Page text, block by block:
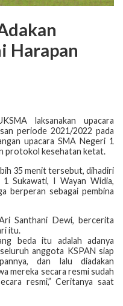
Harapan
laksanakan upacara
periode 2021/2022 pada
upacara SMA Negeri 1
protokol kesehatan ketat.
35 menit tersebut, dihadiri
Sukawati, I Wayan Widia,
berperan sebagai pembina
Santhani Dewi, bercerita
itu.
beda itu adalah adanya
anggota KSPAN siap
dan lalu diadakan
mereka secara resmi sudah
resmi,” Ceritanya saat